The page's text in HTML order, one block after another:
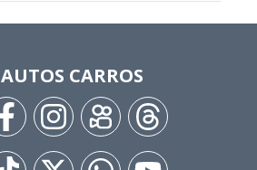
AUTOS CARROS